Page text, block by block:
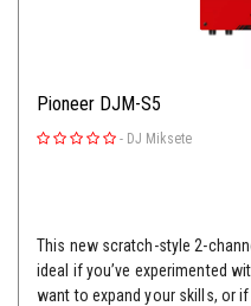
Pioneer DJM-S5
- DJ Miksete
This new scratch-style 2-
ideal if you’ve experimented
want to expand your skills, or